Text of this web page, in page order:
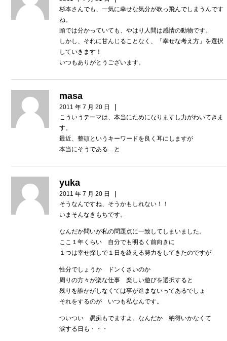
杉本さんでも、一気に幸せな気分が吹っ飛んでしまうんです
ね。
頭では分かっていても、やはり人間は感情の動物です。
しかし、それに甘んじることなく、「幸せな考え方」を選択
していきます！
いつもありがとうございます。
masa
2011 年 7 月 20 日 |
こういうテーマは、本当にためになりますし力がわいてきま
す。
最近、整頓というキーワードを良く耳にしますが
本当にそうである…と
yuka
2011 年 7 月 20 日 |
そうなんですね、そうかもしれない！！
いまそんなきもちです。
なんだか問いが私の問題点に一致してしまいました。
ここ１年くらい 自分でも明るく前向きに
１つは幸せ探しで１日を終える努力をしてきたのですが
性分でしょうか ドンくさいのか
周りの方々が楽な仕事 楽しい遊びを選択すると
残りを誰かがしなくては事が進まないってあるでしょ
それをするのが いつも私なんです。
ついつい 愚痴もでますよ。なんだか 納得いかなくて
涙する日も・・・